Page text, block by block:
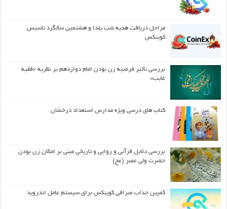
مراحل دریافت هدیه شب یلدا و هشتمین سالگرد تاسیس
کوینکس
بررسی تأثیر فرضیه زن بودن امام دوازدهم بر نظریه «فقیه
غایب»
کتاب های درسی ویژه مدارس استعداد درخشان
بررسی دلایل قرآنی و روایی و تاریخی مبنی بر امکان زن بودن
حضرت ولی عصر (عج)
کمپین جذاب صرافی کوینکس برای سیستم عامل اندروید